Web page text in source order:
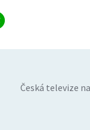
Česká televize